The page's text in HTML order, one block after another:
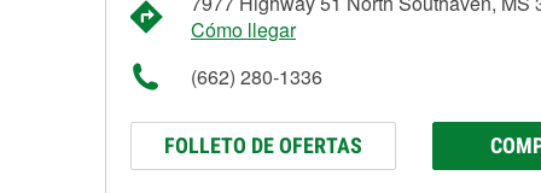
Cómo llegar
(662) 280-1336
FOLLETO DE OFERTAS